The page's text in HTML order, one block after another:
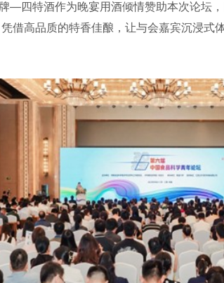
—四特酒作为晚宴用酒倾情赞助本次论坛
借高品质的特香佳酿，让与会嘉宾沉浸式